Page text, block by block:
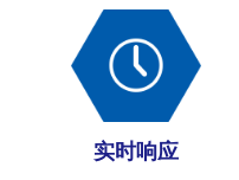
实时响应